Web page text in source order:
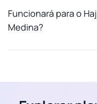
Funcionará para o
Medina?